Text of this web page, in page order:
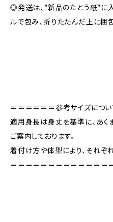
◎発送は、”新品のたとう紙”に
ルで包み、折りたたんだ上に梱
＝＝＝＝＝＝参考サイズにつ
適用身長は身丈を基準に、あ
ご案内しております。
着付け方や体型により、それぞ
＝＝＝＝＝＝＝＝＝＝＝＝＝